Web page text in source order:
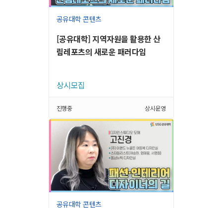
공유대학 콘텐츠
[공유대학] 지역자원을 활용한 산
림레포츠의 새로운 패러다임
상시모집
진행중 상시운영
공유대학 콘텐츠